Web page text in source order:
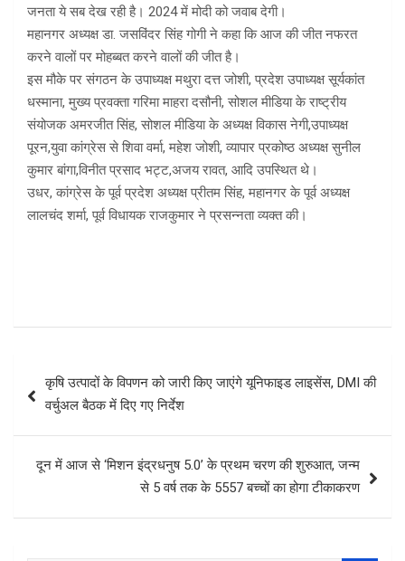
जनता ये सब देख रही है। 2024 में मोदी को जवाब देगी।
महानगर अध्यक्ष डा. जसविंदर सिंह गोगी ने कहा कि आज की जीत नफरत
करने वालों पर मोहब्बत करने वालों की जीत है।
इस मौके पर संगठन के उपाध्यक्ष मथुरा दत्त जोशी, प्रदेश उपाध्यक्ष सूर्यकांत
धस्माना, मुख्य प्रवक्ता गरिमा माहरा दसौनी, सोशल मीडिया के राष्ट्रीय
संयोजक अमरजीत सिंह, सोशल मीडिया के अध्यक्ष विकास नेगी,उपाध्यक्ष
पूरन,युवा कांग्रेस से शिवा वर्मा, महेश जोशी, व्यापार प्रकोष्ठ अध्यक्ष सुनील
कुमार बांगा,विनीत प्रसाद भट्ट,अजय रावत, आदि उपस्थित थे।
उधर, कांग्रेस के पूर्व प्रदेश अध्यक्ष प्रीतम सिंह, महानगर के पूर्व अध्यक्ष
लालचंद शर्मा, पूर्व विधायक राजकुमार ने प्रसन्नता व्यक्त की।
navigation
कृषि उत्पादों के विपणन को जारी किए जाएंगे यूनिफाइड लाइसेंस, DMI की
वर्चुअल बैठक में दिए गए निर्देश
दून में आज से ‘मिशन इंद्रधनुष 5.0’ के प्रथम चरण की शुरुआत, जन्म
से 5 वर्ष तक के 5557 बच्चों का होगा टीकाकरण